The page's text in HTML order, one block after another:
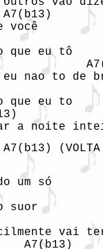
você
que eu tô
nao to de
que eu to
a noite
(VOLTA
um só
suor
vai
A7(b13)